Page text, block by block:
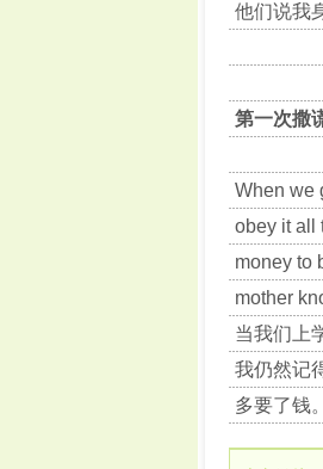
他们说我
第一次撒
When we
obey it all
money to
mother
当我们上
我仍然记
多要了钱